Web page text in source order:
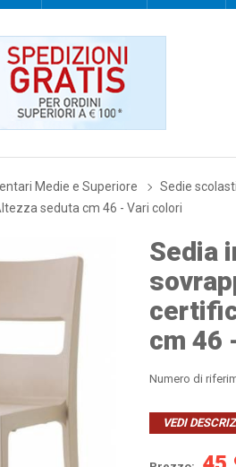
Medie e Superiore Sedie
seduta cm 46 - Vari colori
Sedia
cm 46
Numero di
VEDI